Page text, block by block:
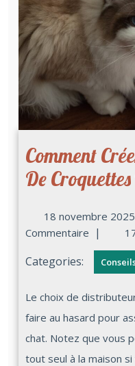
Comment
De
18 novembre 2025
Commentaire |
Categories:
Le choix de distributeur de croquettes ne doit pas se
faire au hasard pour
chat. Notez que vous
tout seul à la maison